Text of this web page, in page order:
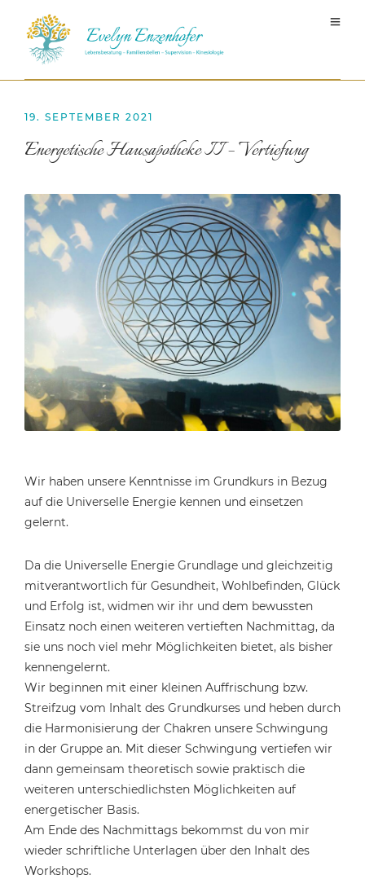
19. SEPTEMBER 2021
Energetische Hausapotheke II – Vertiefung
Wir haben unsere Kenntnisse im Grundkurs in Bezug
auf die Universelle Energie kennen und einsetzen
gelernt.
Da die Universelle Energie Grundlage und gleichzeitig
mitverantwortlich für Gesundheit, Wohlbefinden, Glück
und Erfolg ist, widmen wir ihr und dem bewussten
Einsatz noch einen weiteren vertieften Nachmittag, da
sie uns noch viel mehr Möglichkeiten bietet, als bisher
kennengelernt.
Wir beginnen mit einer kleinen Auffrischung bzw.
Streifzug vom Inhalt des Grundkurses und heben durch
die Harmonisierung der Chakren unsere Schwingung
in der Gruppe an. Mit dieser Schwingung vertiefen wir
dann gemeinsam theoretisch sowie praktisch die
weiteren unterschiedlichsten Möglichkeiten auf
energetischer Basis.
Am Ende des Nachmittags bekommst du von mir
wieder schriftliche Unterlagen über den Inhalt des
Workshops.